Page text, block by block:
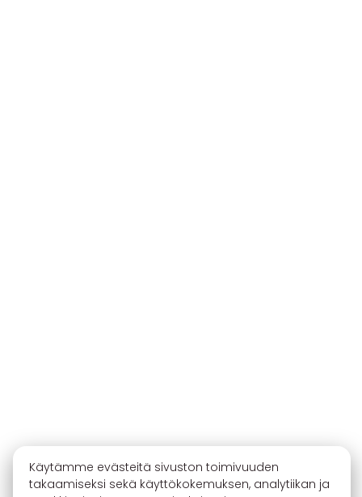
Käytämme evästeitä sivuston toimivuuden
takaamiseksi sekä käyttökokemuksen, analytiikan ja